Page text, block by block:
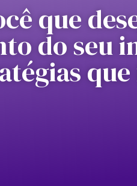
que
do seu